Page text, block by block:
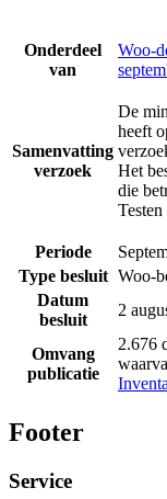
Onderdeel
van
Woo-
Samenvatting
verzoek
De
heeft
Het
die
Periode
Type besluit Woo-
Datum
besluit
2
Omvang
publicatie
2.676
Footer
Service